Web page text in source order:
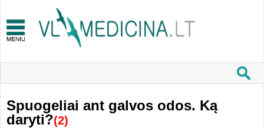
Spuogeliai ant galvos odos. Ką
daryti?(2)